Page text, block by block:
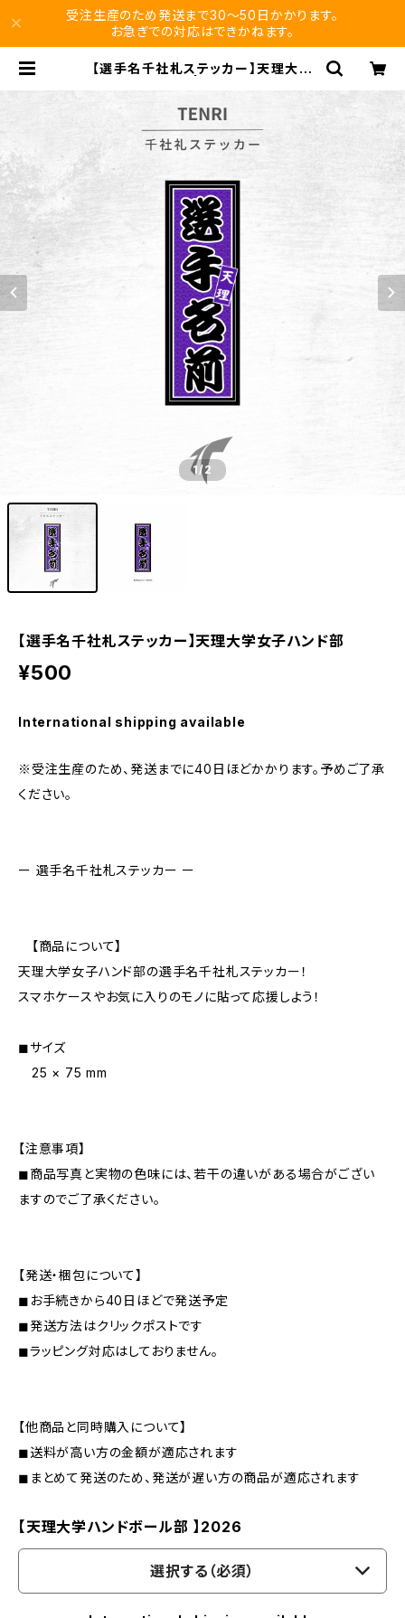
受注生産のため発送まで30〜50日かかります。
お急ぎでの対応はできかねます。
【選手名千社札ステッカー】天理大学
1/2
【選手名千社札ステッカー】天理大学女子ハンド部
¥500
International shipping available
※受注生産のため、発送までに40日ほどかかります。予めご了承
ください。
ー 選手名千社札ステッカー ー
【商品について】
天理大学女子ハンド部の選手名千社札ステッカー！
スマホケースやお気に入りのモノに貼って応援しよう！
◼︎サイズ
25 × 75 mm
【注意事項】
◼︎商品写真と実物の色味には、若干の違いがある場合がござい
ますのでご了承ください。
【発送・梱包について】
◼︎お手続きから40日ほどで発送予定
◼︎発送方法はクリックポストです
◼︎ラッピング対応はしておりません。
【他商品と同時購入について】
◼︎送料が高い方の金額が適応されます
◼︎まとめて発送のため、発送が遅い方の商品が適応されます
【天理大学ハンドボール部 】2026
選択する（必須）